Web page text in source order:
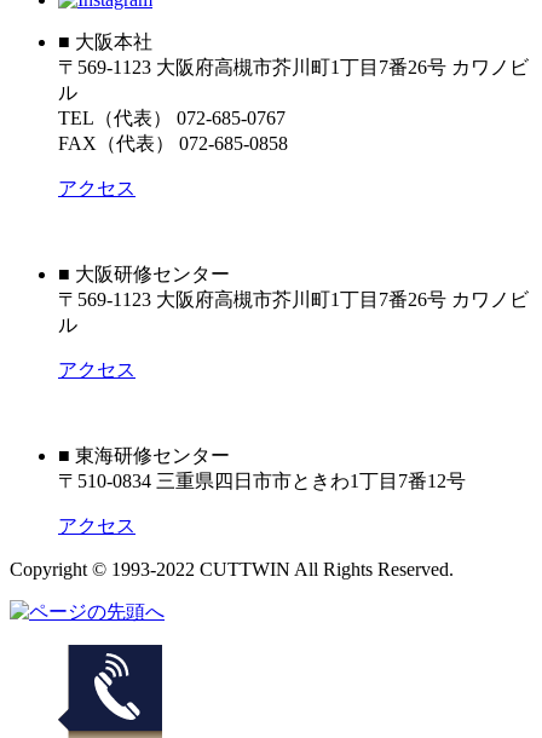
■ 大阪本社
〒569-1123 大阪府高槻市芥川町1丁目7番26号 カワノビ
ル
TEL（代表） 072-685-0767
FAX（代表） 072-685-0858
アクセス
■ 大阪研修センター
〒569-1123 大阪府高槻市芥川町1丁目7番26号 カワノビ
ル
アクセス
■ 東海研修センター
〒510-0834 三重県四日市市ときわ1丁目7番12号
アクセス
Copyright © 1993-2022 CUTTWIN All Rights Reserved.